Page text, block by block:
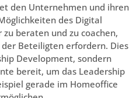
den Unternehmen und ihren
des Digital
beraten und zu coachen,
Beteiligten erfordern. Dies
Development, sondern
bereit, um das Leadership
gerade im Homeoffice